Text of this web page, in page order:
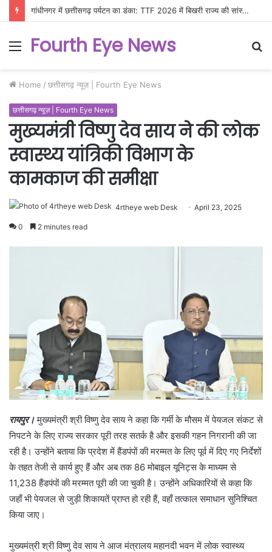
गांधीनगर में छत्तीसगढ़ पर्यटन का डंका: TTF 2026 में बिखरी राज्य की सांस्कृतिक और प्राकृतिक छटा
Menu
Fourth Eye News
Home / छत्तीसगढ़ न्यूज़ | Fourth Eye News
छत्तीसगढ़ न्यूज़ | Fourth Eye News
मुख्यमंत्री विष्णु देव साय ने की लोक
स्वास्थ्य यांत्रिकी विभाग के
कामकाज की समीक्षा
4rtheye web Desk April 23, 2025
0 2 minutes read
रायपुर।मुख्यमंत्री श्री विष्णु देव साय ने कहा कि गर्मी के मौसम में पेयजल संकट से
निपटने के लिए राज्य सरकार पूरी तरह सतर्क है और इसकी गहन निगरानी की जा
रही है। उन्होंने बताया कि प्रदेश में हैंडपंपों की मरम्मत के लिए पूर्व में दिए गए निर्देशों
के तहत तेजी से कार्य हुए हैं और अब तक 86 मोबाइल यूनिट्स के माध्यम से
11,238 हैंडपंपों की मरम्मत पूरी की जा चुकी है। उन्होंने अधिकारियों से कहा कि
जहाँ भी पेयजल से जुड़ी शिकायतें प्राप्त हो रही हैं, वहाँ तत्काल समाधान सुनिश्चित
किया जाए।
मुख्यमंत्री श्री विष्णु देव साय ने आज मंत्रालय महानदी भवन में लोक स्वास्थ्य